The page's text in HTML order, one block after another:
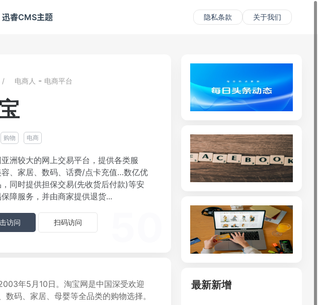
迅睿CMS主题 隐私条款 关于我们
电商人 - 电商平台
购物 电商
洲较大的网上交易平台，提供各类服
、家居、数码、话费/点卡充值…数亿优
，同时提供担保交易(先收货后付款)等安
障服务，并由商家提供退货...
访问 扫码访问
年5月10日。淘宝网是中国深受欢迎
码、家居、母婴等全品类的购物选择。
最新新增